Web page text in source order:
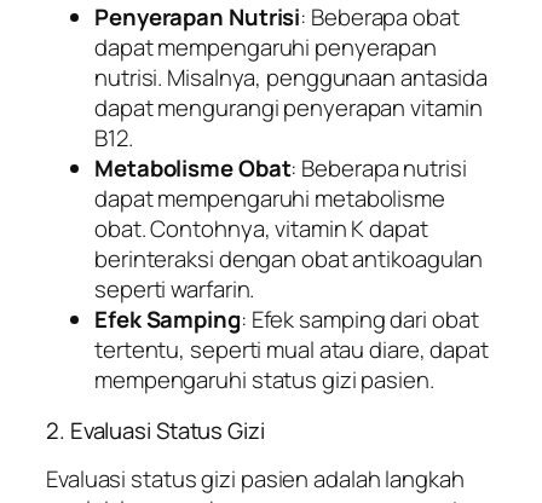
Penyerapan Nutrisi: Beberapa obat
dapat mempengaruhi penyerapan
nutrisi. Misalnya, penggunaan antasida
dapat mengurangi penyerapan vitamin
B12.
Metabolisme Obat: Beberapa nutrisi
dapat mempengaruhi metabolisme
obat. Contohnya, vitamin K dapat
berinteraksi dengan obat antikoagulan
seperti warfarin.
Efek Samping: Efek samping dari obat
tertentu, seperti mual atau diare, dapat
mempengaruhi status gizi pasien.
2. Evaluasi Status Gizi
Evaluasi status gizi pasien adalah langkah